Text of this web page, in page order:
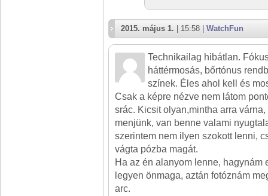
2015. május 1. | 15:58 | WatchFun
Technikailag hibátlan.
háttérmosás, bőrtónus
színek. Éles ahol kell és
Csak a képre nézve nem látom
srác. Kicsit olyan,mintha arra
menjünk, van benne valami
szerintem nem ilyen szokott lenni,
vágta pózba magát.
Ha az én alanyom lenne, hagynám
legyen önmaga, aztán fotóznám
arc.